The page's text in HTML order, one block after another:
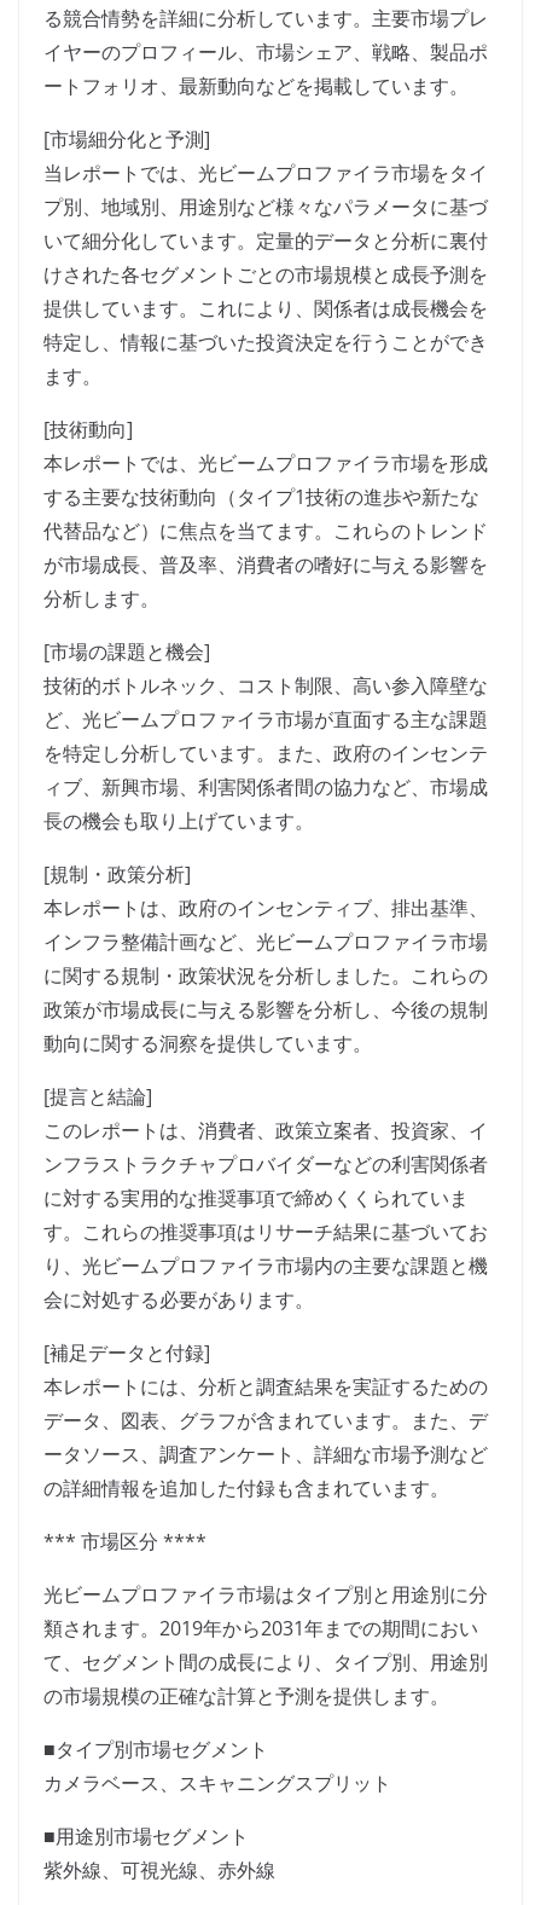
る競合情勢を詳細に分析しています。主要市場プレ
イヤーのプロフィール、市場シェア、戦略、製品ポ
ートフォリオ、最新動向などを掲載しています。
[市場細分化と予測]
当レポートでは、光ビームプロファイラ市場をタイ
プ別、地域別、用途別など様々なパラメータに基づ
いて細分化しています。定量的データと分析に裏付
けされた各セグメントごとの市場規模と成長予測を
提供しています。これにより、関係者は成長機会を
特定し、情報に基づいた投資決定を行うことができ
ます。
[技術動向]
本レポートでは、光ビームプロファイラ市場を形成
する主要な技術動向（タイプ1技術の進歩や新たな
代替品など）に焦点を当てます。これらのトレンド
が市場成長、普及率、消費者の嗜好に与える影響を
分析します。
[市場の課題と機会]
技術的ボトルネック、コスト制限、高い参入障壁な
ど、光ビームプロファイラ市場が直面する主な課題
を特定し分析しています。また、政府のインセンテ
ィブ、新興市場、利害関係者間の協力など、市場成
長の機会も取り上げています。
[規制・政策分析]
本レポートは、政府のインセンティブ、排出基準、
インフラ整備計画など、光ビームプロファイラ市場
に関する規制・政策状況を分析しました。これらの
政策が市場成長に与える影響を分析し、今後の規制
動向に関する洞察を提供しています。
[提言と結論]
このレポートは、消費者、政策立案者、投資家、イ
ンフラストラクチャプロバイダーなどの利害関係者
に対する実用的な推奨事項で締めくくられていま
す。これらの推奨事項はリサーチ結果に基づいてお
り、光ビームプロファイラ市場内の主要な課題と機
会に対処する必要があります。
[補足データと付録]
本レポートには、分析と調査結果を実証するための
データ、図表、グラフが含まれています。また、デ
ータソース、調査アンケート、詳細な市場予測など
の詳細情報を追加した付録も含まれています。
*** 市場区分 ****
光ビームプロファイラ市場はタイプ別と用途別に分
類されます。2019年から2031年までの期間におい
て、セグメント間の成長により、タイプ別、用途別
の市場規模の正確な計算と予測を提供します。
■タイプ別市場セグメント
カメラベース、スキャニングスプリット
■用途別市場セグメント
紫外線、可視光線、赤外線